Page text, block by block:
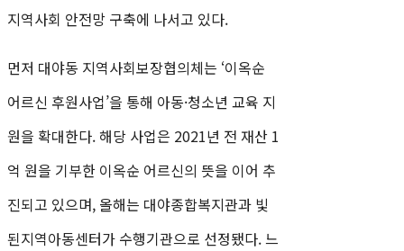
지역사회 안전망 구축에 나서고 있다.
먼저 대야동 지역사회보장협의체는 ‘이옥순
어르신 후원사업’을 통해 아동·청소년 교육 지
원을 확대한다. 해당 사업은 2021년 전 재산 1
억 원을 기부한 이옥순 어르신의 뜻을 이어 추
진되고 있으며, 올해는 대야종합복지관과 빛
된지역아동센터가 수행기관으로 선정됐다. 느